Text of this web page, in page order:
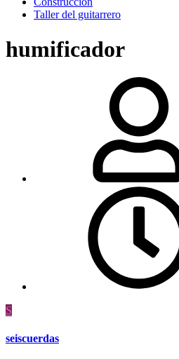
Taller del guitarrero
humificador
S
seiscuerdas